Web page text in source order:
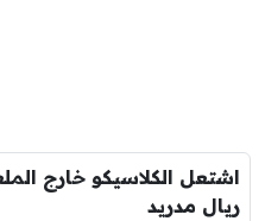
اشتعل الكلاسيكو خارج
ريال مدريد